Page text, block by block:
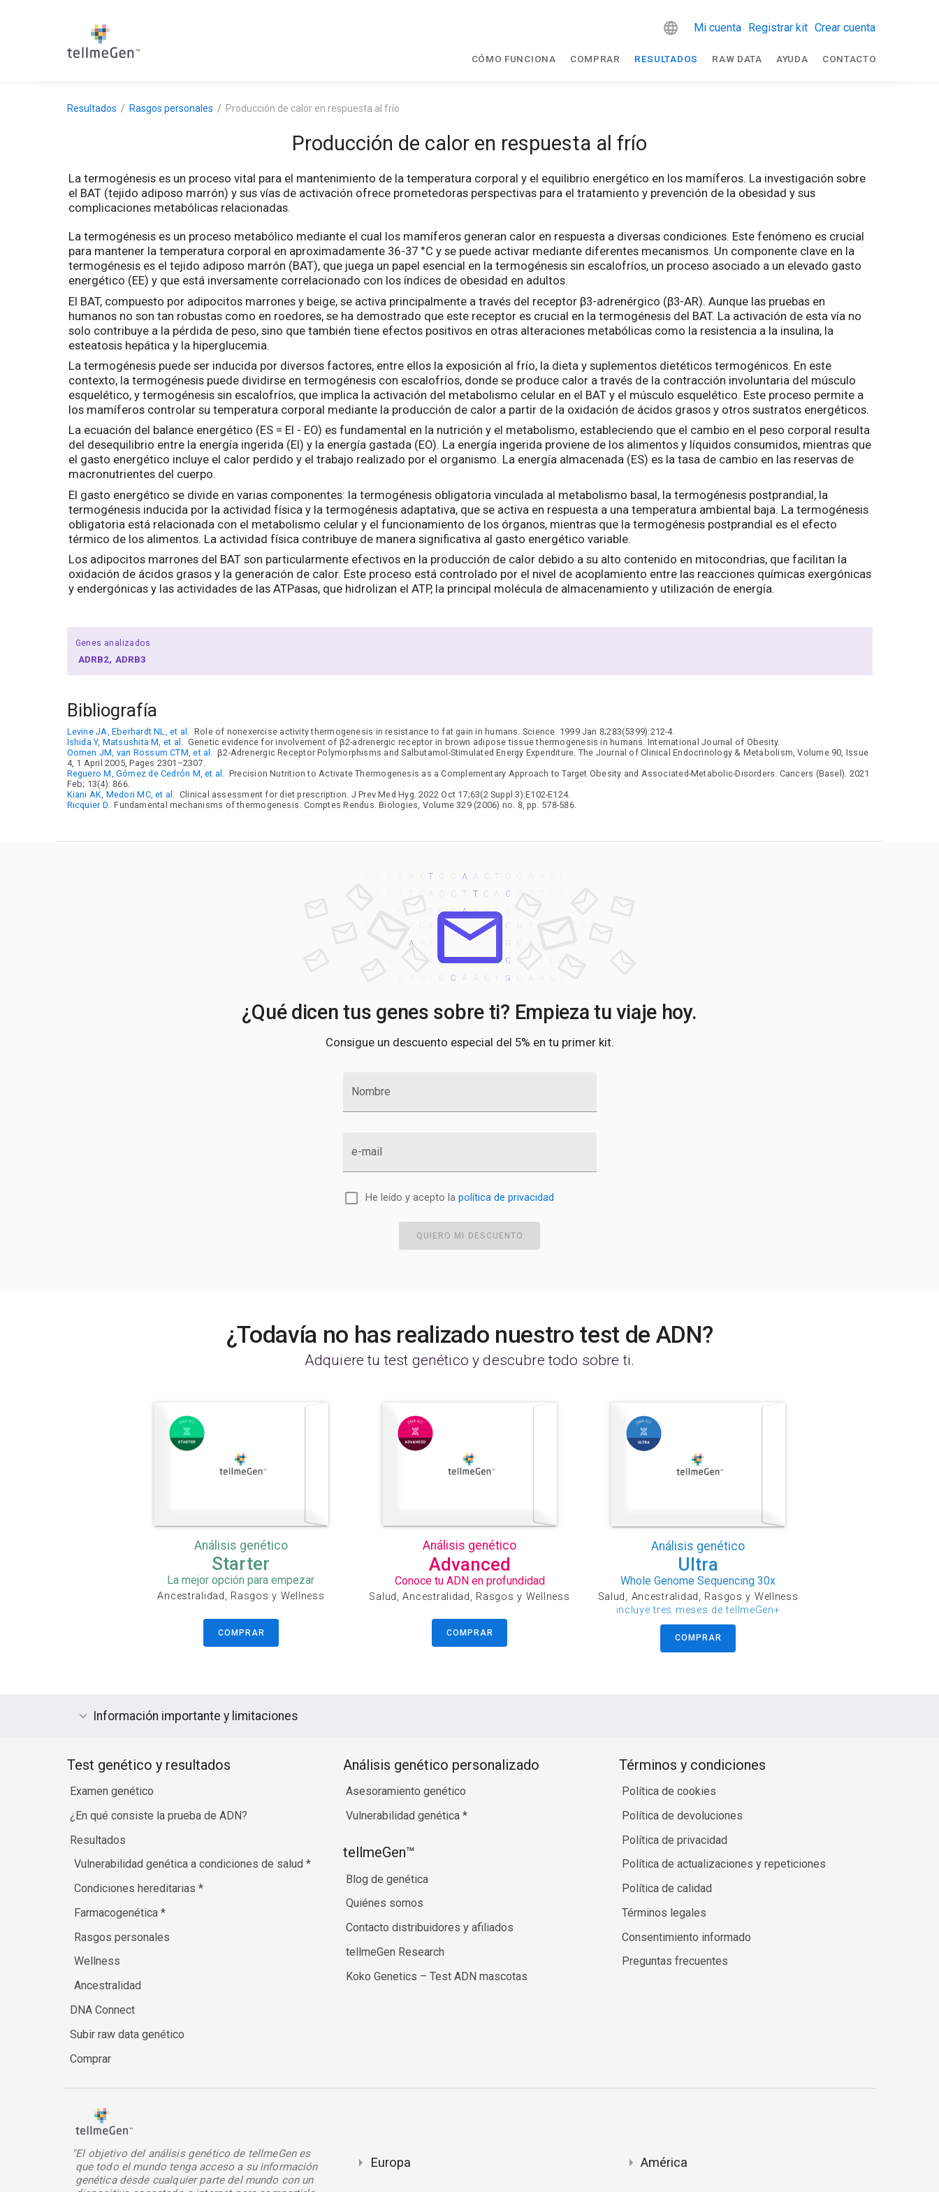
Mi cuenta Registrar kit Crear cuenta
CÓMO FUNCIONA COMPRAR RESULTADOS RAW DATA AYUDA CONTACTO
Resultados Rasgos personales Producción de calor en respuesta al frío
Producción de calor en respuesta al frío
La termogénesis es un proceso vital para el mantenimiento de la temperatura corporal y el equilibrio energético en los mamíferos. La investigación sobre
el BAT (tejido adiposo marrón) y sus vías de activación ofrece prometedoras perspectivas para el tratamiento y prevención de la obesidad y sus
complicaciones metabólicas relacionadas.
La termogénesis es un proceso metabólico mediante el cual los mamíferos generan calor en respuesta a diversas condiciones. Este fenómeno es crucial
para mantener la temperatura corporal en aproximadamente 36-37 °C y se puede activar mediante diferentes mecanismos. Un componente clave en la
termogénesis es el tejido adiposo marrón (BAT), que juega un papel esencial en la termogénesis sin escalofríos, un proceso asociado a un elevado gasto
energético (EE) y que está inversamente correlacionado con los índices de obesidad en adultos.
El BAT, compuesto por adipocitos marrones y beige, se activa principalmente a través del receptor β3-adrenérgico (β3-AR). Aunque las pruebas en
humanos no son tan robustas como en roedores, se ha demostrado que este receptor es crucial en la termogénesis del BAT. La activación de esta vía no
solo contribuye a la pérdida de peso, sino que también tiene efectos positivos en otras alteraciones metabólicas como la resistencia a la insulina, la
esteatosis hepática y la hiperglucemia.
La termogénesis puede ser inducida por diversos factores, entre ellos la exposición al frío, la dieta y suplementos dietéticos termogénicos. En este
contexto, la termogénesis puede dividirse en termogénesis con escalofríos, donde se produce calor a través de la contracción involuntaria del músculo
esquelético, y termogénesis sin escalofríos, que implica la activación del metabolismo celular en el BAT y el músculo esquelético. Este proceso permite a
los mamíferos controlar su temperatura corporal mediante la producción de calor a partir de la oxidación de ácidos grasos y otros sustratos energéticos.
La ecuación del balance energético (ES = EI - EO) es fundamental en la nutrición y el metabolismo, estableciendo que el cambio en el peso corporal resulta
del desequilibrio entre la energía ingerida (EI) y la energía gastada (EO). La energía ingerida proviene de los alimentos y líquidos consumidos, mientras que
el gasto energético incluye el calor perdido y el trabajo realizado por el organismo. La energía almacenada (ES) es la tasa de cambio en las reservas de
macronutrientes del cuerpo.
El gasto energético se divide en varias componentes: la termogénesis obligatoria vinculada al metabolismo basal, la termogénesis postprandial, la
termogénesis inducida por la actividad física y la termogénesis adaptativa, que se activa en respuesta a una temperatura ambiental baja. La termogénesis
obligatoria está relacionada con el metabolismo celular y el funcionamiento de los órganos, mientras que la termogénesis postprandial es el efecto
térmico de los alimentos. La actividad física contribuye de manera significativa al gasto energético variable.
Los adipocitos marrones del BAT son particularmente efectivos en la producción de calor debido a su alto contenido en mitocondrias, que facilitan la
oxidación de ácidos grasos y la generación de calor. Este proceso está controlado por el nivel de acoplamiento entre las reacciones químicas exergónicas
y endergónicas y las actividades de las ATPasas, que hidrolizan el ATP, la principal molécula de almacenamiento y utilización de energía.
Genes analizados
ADRB2 ADRB3
Bibliografía
Levine JA, Eberhardt NL, et al. Role of nonexercise activity thermogenesis in resistance to fat gain in humans. Science. 1999 Jan 8;283(5399):212-4.
Ishida Y, Matsushita M, et al. Genetic evidence for involvement of β2-adrenergic receptor in brown adipose tissue thermogenesis in humans. International Journal of Obesity.
Oomen JM, van Rossum CTM, et al. β2-Adrenergic Receptor Polymorphisms and Salbutamol-Stimulated Energy Expenditure. The Journal of Clinical Endocrinology & Metabolism, Volume 90, Issue
4, 1 April 2005, Pages 2301–2307.
Reguero M, Gómez de Cedrón M, et al. Precision Nutrition to Activate Thermogenesis as a Complementary Approach to Target Obesity and Associated-Metabolic-Disorders. Cancers (Basel). 2021
Feb; 13(4): 866.
Kiani AK, Medori MC, et al. Clinical assessment for diet prescription. J Prev Med Hyg. 2022 Oct 17;63(2 Suppl 3):E102-E124.
Ricquier D. Fundamental mechanisms of thermogenesis. Comptes Rendus. Biologies, Volume 329 (2006) no. 8, pp. 578-586.
¿Qué dicen tus genes sobre ti? Empieza tu viaje hoy.
Consigue un descuento especial del 5% en tu primer kit.
Nombre
e-mail
He leído y acepto la política de privacidad
QUIERO MI DESCUENTO
¿Todavía no has realizado nuestro test de ADN?
Adquiere tu test genético y descubre todo sobre ti.
Análisis genético
Starter
La mejor opción para empezar
Ancestralidad, Rasgos y Wellness
COMPRAR
Análisis genético
Advanced
Conoce tu ADN en profundidad
Salud, Ancestralidad, Rasgos y Wellness
COMPRAR
Análisis genético
Ultra
Whole Genome Sequencing 30x
Salud, Ancestralidad, Rasgos y Wellness
incluye tres meses de tellmeGen+
COMPRAR
Información importante y limitaciones
Test genético y resultados
Examen genético
¿En qué consiste la prueba de ADN?
Resultados
Vulnerabilidad genética a condiciones de salud *
Condiciones hereditarias *
Farmacogenética *
Rasgos personales
Wellness
Ancestralidad
DNA Connect
Subir raw data genético
Comprar
Análisis genético personalizado
Asesoramiento genético
Vulnerabilidad genética *
tellmeGen™
Blog de genética
Quiénes somos
Contacto distribuidores y afiliados
tellmeGen Research
Koko Genetics – Test ADN mascotas
Términos y condiciones
Política de cookies
Política de devoluciones
Política de privacidad
Política de actualizaciones y repeticiones
Política de calidad
Términos legales
Consentimiento informado
Preguntas frecuentes
"El objetivo del análisis genético de tellmeGen es
que todo el mundo tenga acceso a su información
genética desde cualquier parte del mundo con un
Europa América